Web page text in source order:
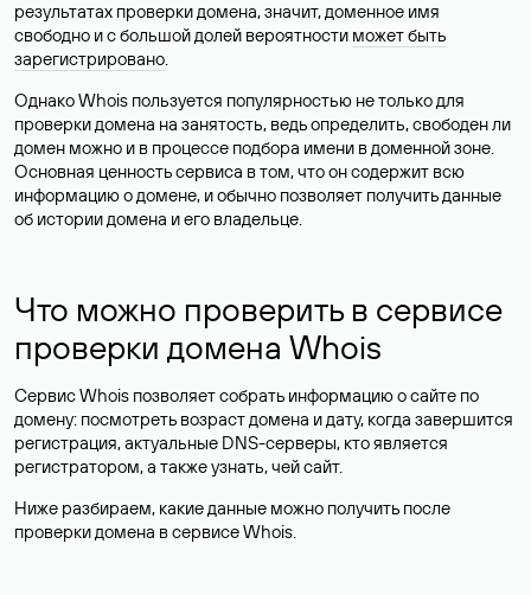
результатах проверки домена, значит, доменное имя
свободно и с большой долей вероятности может быть
зарегистрировано.
Однако Whois пользуется популярностью не только для
проверки домена на занятость, ведь определить, свободен ли
домен можно и в процессе подбора имени в доменной зоне.
Основная ценность сервиса в том, что он содержит всю
информацию о домене, и обычно позволяет получить данные
об истории домена и его владельце.
Что можно проверить в сервисе
проверки домена Whois
Сервис Whois позволяет собрать информацию о сайте по
домену: посмотреть возраст домена и дату, когда завершится
регистрация, актуальные DNS-серверы, кто является
регистратором, а также узнать, чей сайт.
Ниже разбираем, какие данные можно получить после
проверки домена в сервисе Whois.